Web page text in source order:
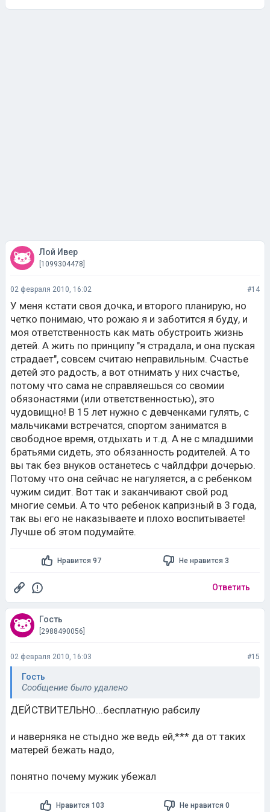
Лой Ивер
[1099304478]
02 февраля 2010, 16:02 #14
У меня кстати своя дочка, и второго планирую, но
четко понимаю, что рожаю я и заботится я буду, и
моя ответственность как мать обустроить жизнь
детей. А жить по принципу "я страдала, и она пуская
страдает", совсем считаю неправильным. Счастье
детей это радость, а вот отнимать у них счастье,
потому что сама не справляешься со свомии
обязонастями (или ответственностью), это
чудовищно! В 15 лет нужно с девченками гулять, с
мальчиками встречатся, спортом заниматся в
свободное время, отдыхать и т.д. А не с младшими
братьями сидеть, это обязанность родителей. А то
вы так без внуков останетесь с чайлдфри дочерью.
Потому что она сейчас не нагуляется, а с ребенком
чужим сидит. Вот так и заканчивают свой род
многие семьи. А то что ребенок капризный в 3 года,
так вы его не наказываете и плохо воспитываете!
Лучше об этом подумайте.
Нравится 97 Не нравится 3
Ответить
Гость
[2988490056]
02 февраля 2010, 16:03 #15
Гость
Сообщение было удалено
ДЕЙСТВИТЕЛЬНО...бесплатную рабсилу
и наверняка не стыдно же ведь ей,*** да от таких
матерей бежать надо,
понятно почему мужик убежал
Нравится 103 Не нравится 0